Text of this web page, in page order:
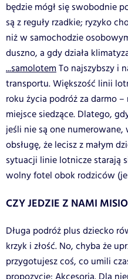
będzie mógł się swobodnie
są z reguły rzadkie; ryzyko
niż w samochodzie
duszno, a gdy działa
...samolotemTo najszybszy i
transportu. Większość linii
roku życia podróż za darmo
miejsce siedzące. Dlatego,
jeśli nie są one
obsługę, że lecisz z małym
sytuacji linie lotnicze starają
wolny fotel obok rodziców
CZY JEDZIE Z NAMI
Długa podróż plus dziecko
krzyk i złość. No, chyba że
przygotujesz coś, co umili